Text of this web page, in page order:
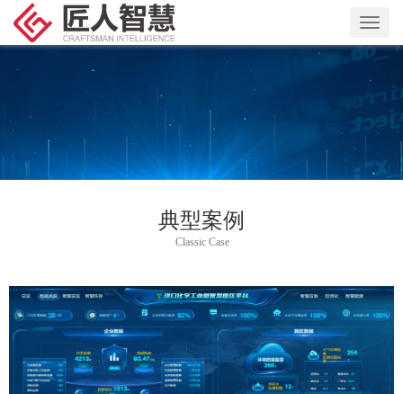
典型案例
Classic Case